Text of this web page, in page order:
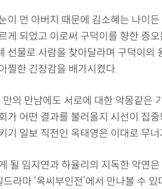
이 먼 아버지 때문에 김소혜는 나이
게 되었고 이로써 구덕이를 향한 증
선물로 사람을 찾아달라며 구덕이의
찔한 긴장감을 배가시켰다.
의 만남에도 서로에 대한 악몽같은
가 어떤 결과를 불러올지 시선이 집
기 일보 직전인 옥태영은 이대로 무
될 임지연과 하율리의 지독한 악연
라마 ‘옥씨부인전’에서 만나볼 수 있